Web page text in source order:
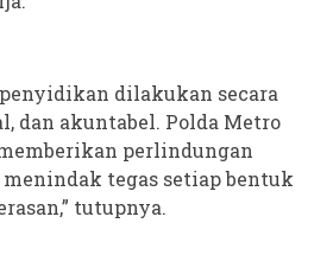
dilakukan secara
dan akuntabel. Polda Metro
perlindungan
tegas setiap bentuk
tutupnya.